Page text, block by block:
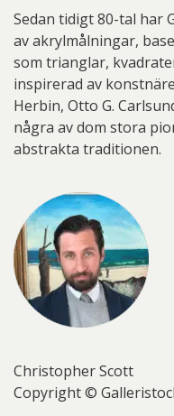
Sedan tidigt 80-tal har
av akrylmålningar,
som trianglar,
inspirerad av
Herbin, Otto G.
några av dom stora
abstrakta traditionen.
Christopher Scott
Copyright ©